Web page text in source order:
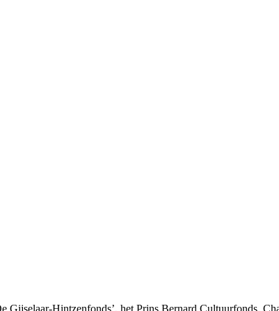
Hintzenfonds’, het Prins Bernard Cultuurfonds,